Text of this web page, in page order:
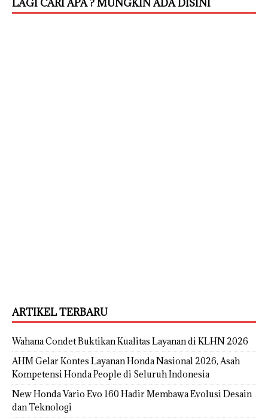
LAGI CARI APA ? MUNGKIN ADA DISINI
ARTIKEL TERBARU
Wahana Condet Buktikan Kualitas Layanan di KLHN 2026
AHM Gelar Kontes Layanan Honda Nasional 2026, Asah
Kompetensi Honda People di Seluruh Indonesia
New Honda Vario Evo 160 Hadir Membawa Evolusi Desain
dan Teknologi